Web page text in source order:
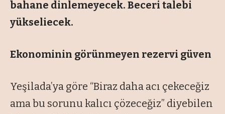
bahane dinlemeyecek. Beceri talebi
yükseliecek.
Ekonominin görünmeyen rezervi güven
Yeşilada’ya göre “Biraz daha acı çekeceğiz
ama bu sorunu kalıcı çözeceğiz” diyebilen